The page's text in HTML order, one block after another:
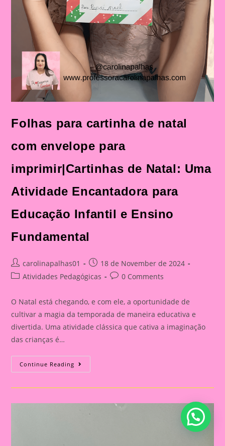
Folhas para cartinha de natal
com envelope para
imprimir|Cartinhas de Natal: Uma
Atividade Encantadora para
Educação Infantil e Ensino
Fundamental
Post
author:
carolinapalhas01
Post
published:
18 de November de 2024
PostAtividades Pedagógicas
Post0 Comments
O Natal está chegando, e com ele, a oportunidade de
cultivar a magia da temporada de maneira educativa e
divertida. Uma atividade clássica que cativa a imaginação
das crianças é…
Continue Reading Folhas
Para
Envelope
Para